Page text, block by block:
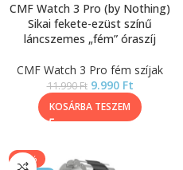
CMF Watch 3 Pro (by Nothing)
Sikai fekete-ezüst színű
láncszemes „fém” óraszíj
CMF Watch 3 Pro fém szíjak
11.990Ft 9.990 Ft
KOSÁRBA TESZEM
-17%